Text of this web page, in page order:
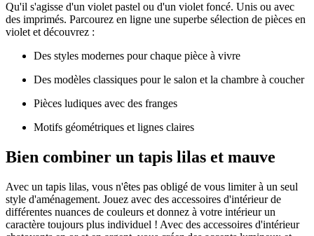
Qu'il s'agisse d'un violet pastel ou d'un violet foncé. Unis ou avec
des imprimés. Parcourez en ligne une superbe sélection de pièces en
violet et découvrez :
Des styles modernes pour chaque pièce à vivre
Des modèles classiques pour le salon et la chambre à coucher
Pièces ludiques avec des franges
Motifs géométriques et lignes claires
Bien combiner un tapis lilas et mauve
Avec un tapis lilas, vous n'êtes pas obligé de vous limiter à un seul
style d'aménagement. Jouez avec des accessoires d'intérieur de
différentes nuances de couleurs et donnez à votre intérieur un
caractère toujours plus individuel ! Avec des accessoires d'intérieur